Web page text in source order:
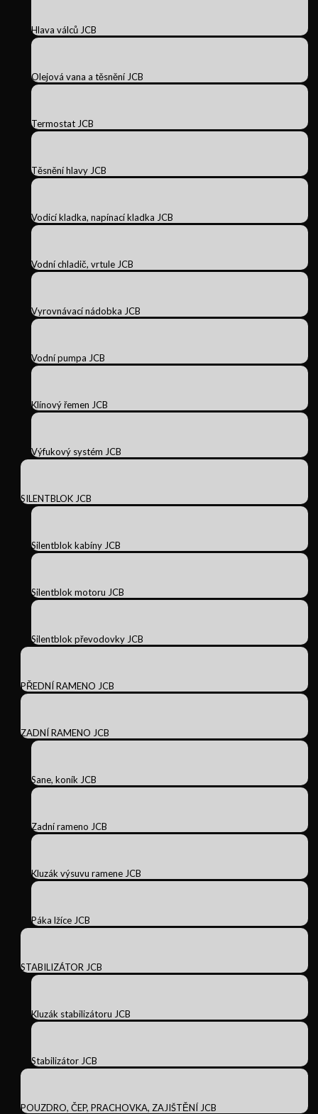
Hlava válců JCB
Olejová vana a těsnění JCB
Termostat JCB
Těsnění hlavy JCB
Vodicí kladka, napínací kladka JCB
Vodní chladič, vrtule JCB
Vyrovnávací nádobka JCB
Vodní pumpa JCB
Klínový řemen JCB
Výfukový systém JCB
SILENTBLOK JCB
Silentblok kabíny JCB
Silentblok motoru JCB
Silentblok převodovky JCB
PŘEDNÍ RAMENO JCB
ZADNÍ RAMENO JCB
Sane, koník JCB
Zadní rameno JCB
Kluzák výsuvu ramene JCB
Páka lžíce JCB
STABILIZÁTOR JCB
Kluzák stabilizátoru JCB
Stabilizátor JCB
POUZDRO, ČEP, PRACHOVKA, ZAJIŠTĚNÍ JCB